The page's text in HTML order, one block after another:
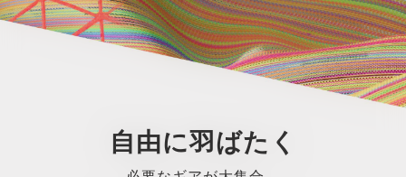
自由に羽ばたく